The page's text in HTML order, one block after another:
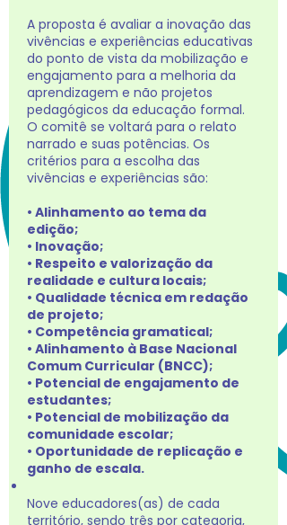
A proposta é avaliar a inovação das
vivências e experiências educativas
do ponto de vista da mobilização e
engajamento para a melhoria da
aprendizagem e não projetos
pedagógicos da educação formal.
O comitê se voltará para o relato
narrado e suas potências. Os
critérios para a escolha das
vivências e experiências são:
• Alinhamento ao tema da
edição;
• Inovação;
• Respeito e valorização da
realidade e cultura locais;
• Qualidade técnica em redação
de projeto;
• Competência gramatical;
• Alinhamento à Base Nacional
Comum Curricular (BNCC);
• Potencial de engajamento de
estudantes;
• Potencial de mobilização da
comunidade escolar;
• Oportunidade de replicação e
ganho de escala.
Nove educadores(as) de cada
território, sendo três por categoria,